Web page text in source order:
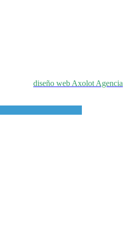
diseño web Axolot Agencia